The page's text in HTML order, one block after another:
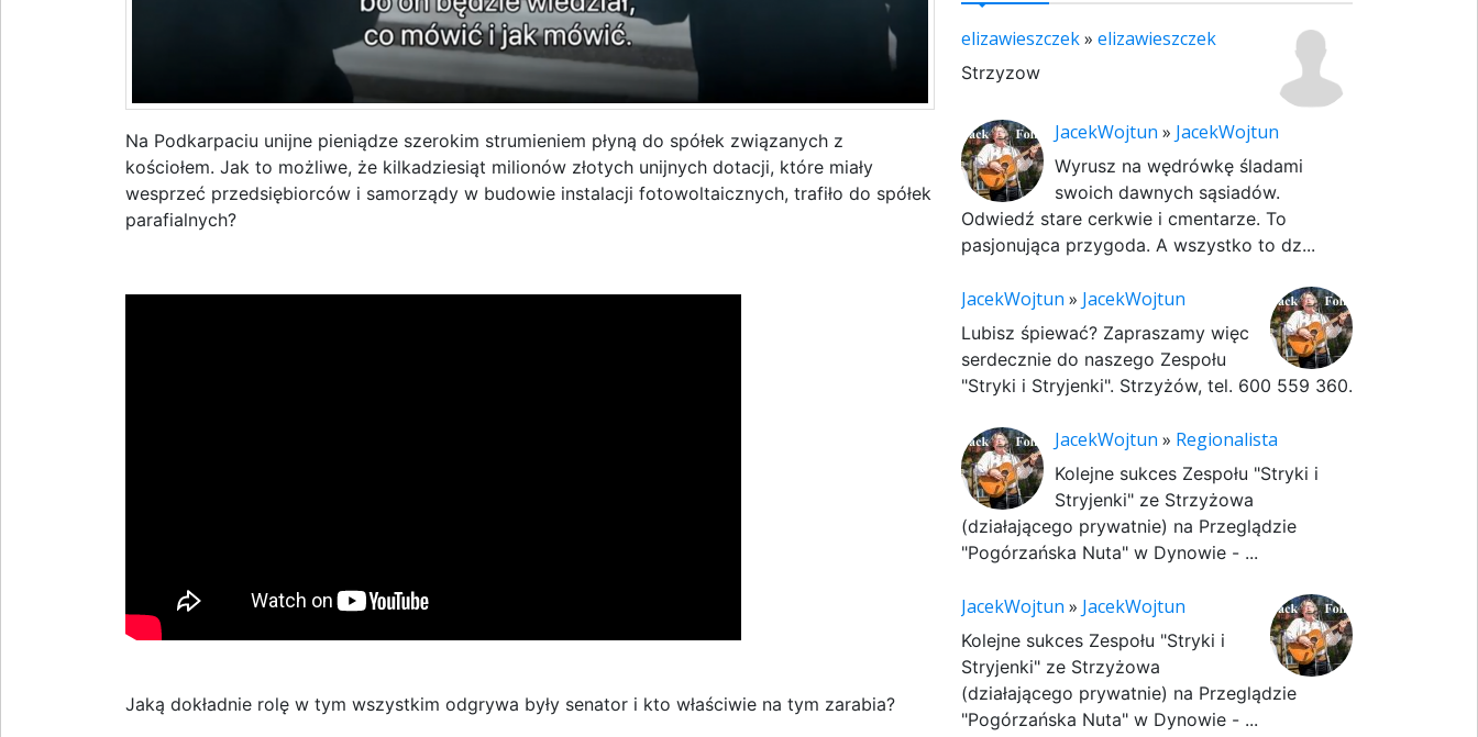
Na Podkarpaciu unijne pieniądze szerokim strumieniem płyną do spółek związanych z
kościołem. Jak to możliwe, że kilkadziesiąt milionów złotych unijnych dotacji, które miały
wesprzeć przedsiębiorców i samorządy w budowie instalacji fotowoltaicznych, trafiło do spółek
parafialnych?
Jaką dokładnie rolę w tym wszystkim odgrywa były senator i kto właściwie na tym zarabia?
elizawieszczek» elizawieszczek
Strzyzow
JacekWojtun » JacekWojtun
Wyrusz na wędrówkę śladami
swoich dawnych sąsiadów.
Odwiedź stare cerkwie i cmentarze. To
pasjonująca przygoda. A wszystko to dz...
JacekWojtun » JacekWojtun
Lubisz śpiewać? Zapraszamy więc
serdecznie do naszego Zespołu
"Stryki i Stryjenki". Strzyżów, tel. 600 559 360.
JacekWojtun » Regionalista
Kolejne sukces Zespołu "Stryki i
Stryjenki" ze Strzyżowa
(działającego prywatnie) na Przeglądzie
"Pogórzańska Nuta" w Dynowie - ...
JacekWojtun » JacekWojtun
Kolejne sukces Zespołu "Stryki i
Stryjenki" ze Strzyżowa
(działającego prywatnie) na Przeglądzie
"Pogórzańska Nuta" w Dynowie - ...